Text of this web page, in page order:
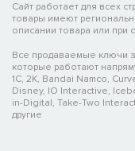
Сайт работает для всех
товары имеют
описании товара или при
Все продаваемые ключи
которые работают
1C, 2K, Bandai Namco,
Disney, IO Interactive,
in-Digital, Take-Two
другие